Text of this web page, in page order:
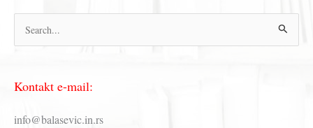
р
т
р
Kontakt e-mail:
info@balasevic.in.rs